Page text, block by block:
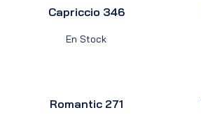
Capriccio 346
En Stock
Romantic 271